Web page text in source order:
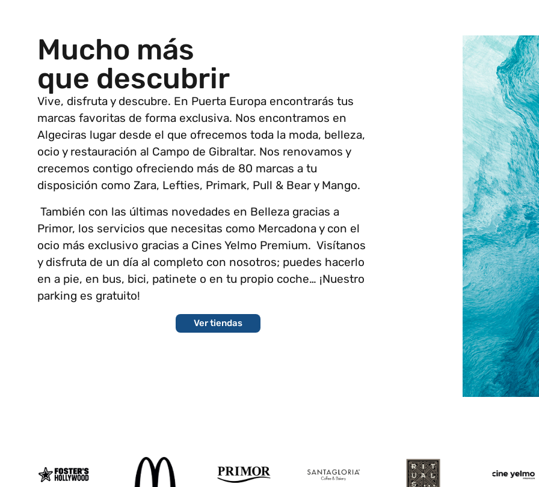
Mucho más
que descubrir
Vive, disfruta y descubre. En Puerta Europa encontrarás tus
marcas favoritas de forma exclusiva. Nos encontramos en
Algeciras lugar desde el que ofrecemos toda la moda, belleza,
ocio y restauración al Campo de Gibraltar. Nos renovamos y
crecemos contigo ofreciendo más de 80 marcas a tu
disposición como Zara, Lefties, Primark, Pull & Bear y Mango.
También con las últimas novedades en Belleza gracias a
Primor, los servicios que necesitas como Mercadona y con el
ocio más exclusivo gracias a Cines Yelmo Premium. Visítanos
y disfruta de un día al completo con nosotros; puedes hacerlo
en a pie, en bus, bici, patinete o en tu propio coche… ¡Nuestro
parking es gratuito!
Ver tiendas